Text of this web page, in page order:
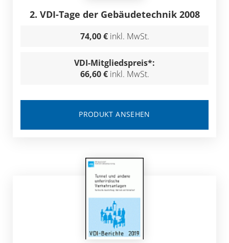
2. VDI-Tage der Gebäudetechnik 2008
74,00 € inkl. MwSt.
VDI-Mitgliedspreis*:
66,60 € inkl. MwSt.
PRODUKT ANSEHEN